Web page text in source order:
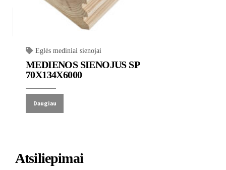
Eglės mediniai sienojai
MEDIENOS SIENOJUS SP
70X134X6000
Daugiau
Atsiliepimai